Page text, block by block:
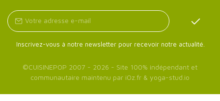
Inscrivez-vous à notre newsletter pour recevoir notre actualité.
©CUISINEPOP 2007 - 2026 - Site 100% indépendant et
communautaire maintenu par iOz.fr & yoga-stud.io